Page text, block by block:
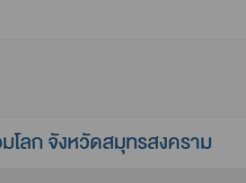
โลก จังหวัดสมุทรสงคราม